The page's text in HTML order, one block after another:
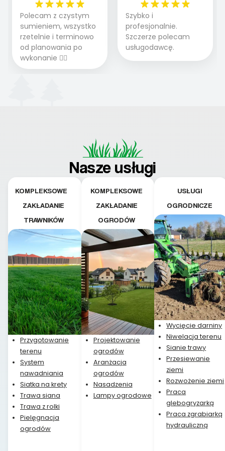
Polecam z czystym
sumieniem, wszystko
rzetelnie i terminowo
od planowania po
wykonanie 👍🏻
Szybko i
profesjonalnie.
Szczerze polecam
usługodawcę.
Nasze usługi
KOMPLEKSOWE
ZAKŁADANIE
TRAWNIKÓW
Przygotowanie
terenu
System
nawadniania
Siatka na krety
Trawa siana
Trawa z rolki
Pielęgnacja
ogrodów
KOMPLEKSOWE
ZAKŁADANIE
OGRODÓW
Projektowanie
ogrodów
Aranżacja
ogrodów
Nasadzenia
Lampy ogrodowe
USŁUGI
OGRODNICZE
Wycięcie darniny
Niwelacja terenu
Sianie trawy
Przesiewanie
ziemi
Rozwożenie ziemi
Praca
glebogryzarką
Praca zgrabiarką
hydrauliczną